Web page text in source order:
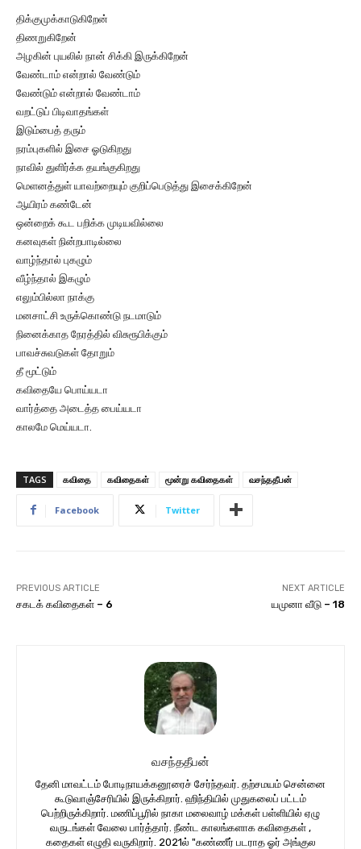
திக்குமுக்காடுகிறேன்
திணறுகிறேன்
அழகின் புயலில் நான் சிக்கி இருக்கிறேன்
வேண்டாம் என்றால் வேண்டும்
வேண்டும் என்றால் வேண்டாம்
வறட்டுப் பிடிவாதங்கள்
இடும்பைத் தரும்
நரம்புகளில் இசை ஓடுகிறது
நாவில் துளிர்க்க தயங்குகிறது
மெளனத்துள் யாவற்றையும் குறிப்பெடுத்து இசைக்கிறேன்
ஆயிரம் கண்டேன்
ஒன்றைக் கூட பறிக்க முடியவில்லை
கனவுகள் நின்றபாடில்லை
வாழ்ந்தால் புகழும்
வீழ்ந்தால் இகழும்
எலும்பில்லா நாக்கு
மனசாட்சி உருக்கொண்டு நடமாடும்
நினைக்காத நேரத்தில் விசுரூபிக்கும்
பாவச்சுவடுகள் தோறும்
தீ மூட்டும்
கவிதையே பொய்யடா
வார்த்தை அடைத்த பைய்யடா
காலமே மெய்யடா.
TAGS கவிதை கவிதைகள் மூன்று கவிதைகள் வசந்ததீபன்
Facebook Twitter
PREVIOUS ARTICLE
சகடக் கவிதைகள் – 6
NEXT ARTICLE
யமுனா வீடு – 18
வசந்ததீபன்
தேனி மாவட்டம் போடிநாயக்கனூரைச் சேர்ந்தவர். தற்சமயம் சென்னை
கூடுவாஞ்சேரியில் இருக்கிறார். ஹிந்தியில் முதுகலைப் பட்டம்
பெற்றிருக்கிறார். மணிப்பூரில் நாகா மலைவாழ் மக்கள் பள்ளியில் ஏழு
வருடங்கள் வேலை பார்த்தார். நீண்ட காலங்களாக கவிதைகள் ,
கதைகள் எழுதி வருகிறார். 2021ல் "கண்ணீர் படராத ஓர் அங்குல